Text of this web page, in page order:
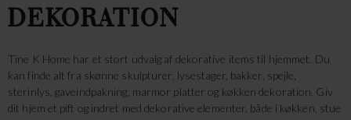
DEKORATION
Tine K Home har et stort udvalg af dekorative items til hjemmet. Du
kan finde alt fra skønne skulpturer, lysestager, bakker, spejle,
sterinlys, gaveindpakning, marmor platter og køkken dekoration. Giv
dit hjem et pift og indret med dekorative elementer, både i køkken, stue